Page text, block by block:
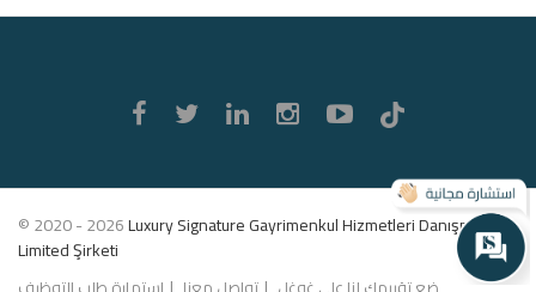
Luxury
Signature
© 2020 - 2026Luxury Signature Gayrimenkul Hizmetleri Danışmanlık
Limited Şirketi